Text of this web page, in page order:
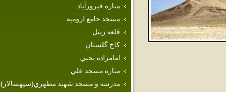
مناره فيروزآباد
مسجد جامع اروميه
قلعه زينل
كاخ گلستان
امامزاده‌ يحيي‌
مناره‌ مسجد علي‌
مدرسه و مسجد شهيد مطهري(سپهسالار)